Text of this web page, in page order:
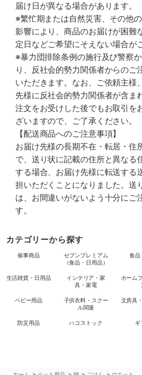
届け日が異なる場合があります。
※繁忙期または自然災害、その他
影響により、商品のお届けが困難
定日などご希望にそえない場合が
※暴力団排除条例の施行及び警察
り、反社会的勢力関係者からのご
いただきます。なお、ご依頼主様
先様に反社会的勢力関係者が含ま
注文をお受けした後でもお取引を
ざいますので、ご了承ください。
【配送商品へのご注意事項】
お届け先様の長期不在・転居・住
で、送り状に記載の住所と異なる
する場合、お届け先様に転送する
担いただくことになりました。送
は、お間違いがないよう十分にご
す。
カテゴリーから探す
催事商品
セブンプレミアム
（食品・日用品）
食品
生活雑貨・日用品
インテリア・家
具・家電
ホーム
ベビー用品
子供衣料・スクー
ル関連
文房具
防災用品 ハコストック ギ